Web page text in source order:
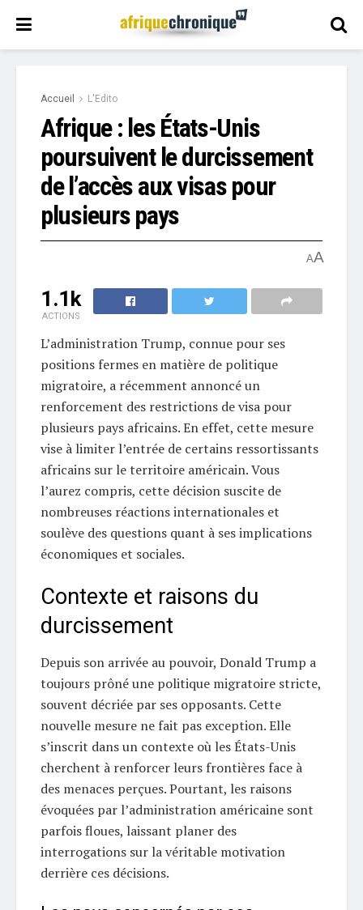
Accueil L'Edito
Afrique : les États-Unis
poursuivent le durcissement
de l’accès aux visas pour
plusieurs pays
AA
1.1k
ACTIONS
L’administration Trump, connue pour ses
positions fermes en matière de politique
migratoire, a récemment annoncé un
renforcement des restrictions de visa pour
plusieurs pays africains. En effet, cette mesure
vise à limiter l’entrée de certains ressortissants
africains sur le territoire américain. Vous
l’aurez compris, cette décision suscite de
nombreuses réactions internationales et
soulève des questions quant à ses implications
économiques et sociales.
Contexte et raisons du
durcissement
Depuis son arrivée au pouvoir, Donald Trump a
toujours prôné une politique migratoire stricte,
souvent décriée par ses opposants. Cette
nouvelle mesure ne fait pas exception. Elle
s’inscrit dans un contexte où les États-Unis
cherchent à renforcer leurs frontières face à
des menaces perçues. Pourtant, les raisons
évoquées par l’administration américaine sont
parfois floues, laissant planer des
interrogations sur la véritable motivation
derrière ces décisions.